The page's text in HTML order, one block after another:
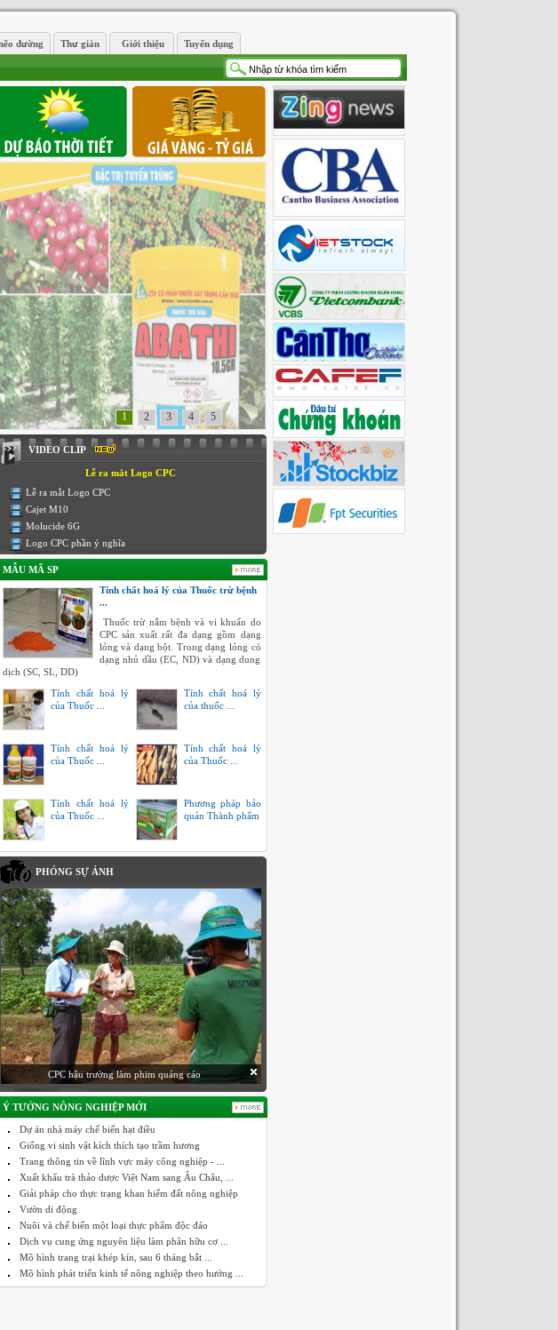
đường Thư giản Giới thiệu Tuyển dụng
1 2 3 4 5
VIDEO CLIP
Lễ ra mắt Logo CPC
Lễ ra mắt Logo CPC
Cajet M10
Molucide 6G
Logo CPC phần ý nghĩa
MẪU MÃ SP
Tính chất hoá lý của Thuốc trừ bệnh
...
Thuốc trừ nắm bệnh và vi khuẩn do
CPC sản xuất rất đa dạng gồm dạng
lỏng và dạng bột. Trong dạng lỏng có
dạng nhủ dầu (EC, ND) và dạng dung
dịch (SC, SL, DD)
Tính chất hoá lý
của Thuốc ...
Tính chất hoá lý
của thuốc ...
Tính chất hoá lý
của Thuốc ...
Tính chất hoá lý
của Thuốc ...
Tính chất hoá lý
của Thuốc ...
Phương pháp bảo
quản Thành phẩm
PHÓNG SỰ ẢNH
CPC kỹ niệm 5 năm thành lập
Ý TƯỞNG NÔNG NGHIỆP MỚI
Dự án nhà máy chế biến hạt điều
Giống vi sinh vật kích thích tạo trầm hương
Trang thông tin về lĩnh vực máy công nghiệp - ...
Xuất khẩu trà thảo dược Việt Nam sang Âu Châu, ...
Giải pháp cho thực trạng khan hiếm đất nông nghiệp
Vườn di động
Nuôi và chế biến một loại thực phẩm độc đáo
Dịch vụ cung ứng nguyên liệu làm phân hữu cơ ...
Mô hình trang trại khép kín, sau 6 tháng bắt ...
Mô hình phát triển kinh tế nông nghiệp theo hướng ...